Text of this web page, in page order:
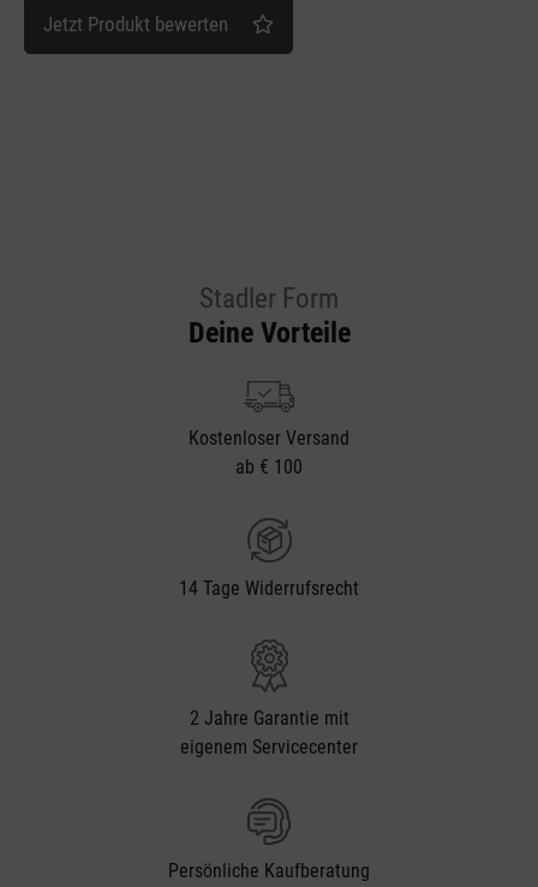
Jetzt Produkt bewerten
Stadler Form
Deine Vorteile
Kostenloser Versand
ab € 100
14 Tage Widerrufsrecht
2 Jahre Garantie mit
eigenem Servicecenter
Persönliche Kaufberatung